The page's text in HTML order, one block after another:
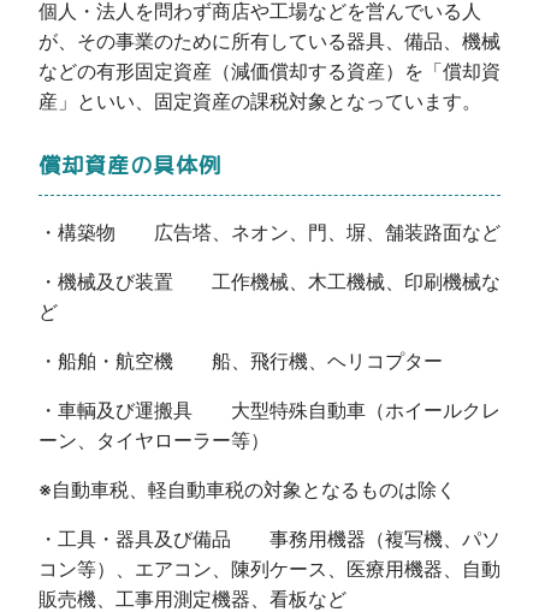
個人・法人を問わず商店や工場などを営んでいる人
が、その事業のために所有している器具、備品、機械
などの有形固定資産（減価償却する資産）を「償却資
産」といい、固定資産の課税対象となっています。
償却資産の具体例
・構築物 広告塔、ネオン、門、塀、舗装路面など
・機械及び装置 工作機械、木工機械、印刷機械な
ど
・船舶・航空機 船、飛行機、ヘリコプター
・車輌及び運搬具 大型特殊自動車（ホイールクレ
ーン、タイヤローラー等）
※自動車税、軽自動車税の対象となるものは除く
・工具・器具及び備品 事務用機器（複写機、パソ
コン等）、エアコン、陳列ケース、医療用機器、自動
販売機、工事用測定機器、看板など